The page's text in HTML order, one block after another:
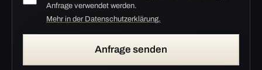
Anfrage verwendet werden.
Mehr in der Datenschutzerklärung.
Anfrage senden